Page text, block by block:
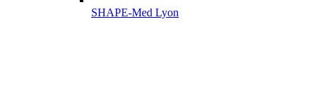
SHAPE-Med Lyon